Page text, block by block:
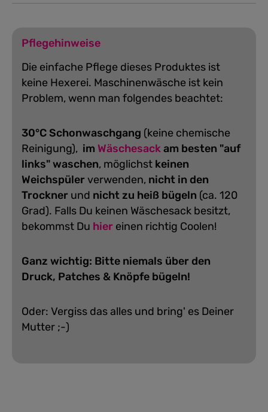
Pflegehinweise
Die einfache Pflege dieses Produktes ist
keine Hexerei. Maschinenwäsche ist kein
Problem, wenn man folgendes beachtet:
30°C Schonwaschgang (keine chemische
Reinigung), im Wäschesackam besten "auf
links" waschen, möglichst keinen
Weichspülerverwenden, nicht in den
Trockner und nicht zu heiß bügeln (ca. 120
Grad). Falls Du keinen Wäschesack besitzt,
bekommst Du hier einen richtig Coolen!
Ganz wichtig: Bitte niemals über den
Druck, Patches & Knöpfe bügeln!
Oder: Vergiss das alles und bring' es Deiner
Mutter ;-)